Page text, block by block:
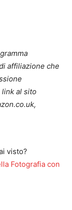
affiliazione che
al sito
visto?
Fotografia con